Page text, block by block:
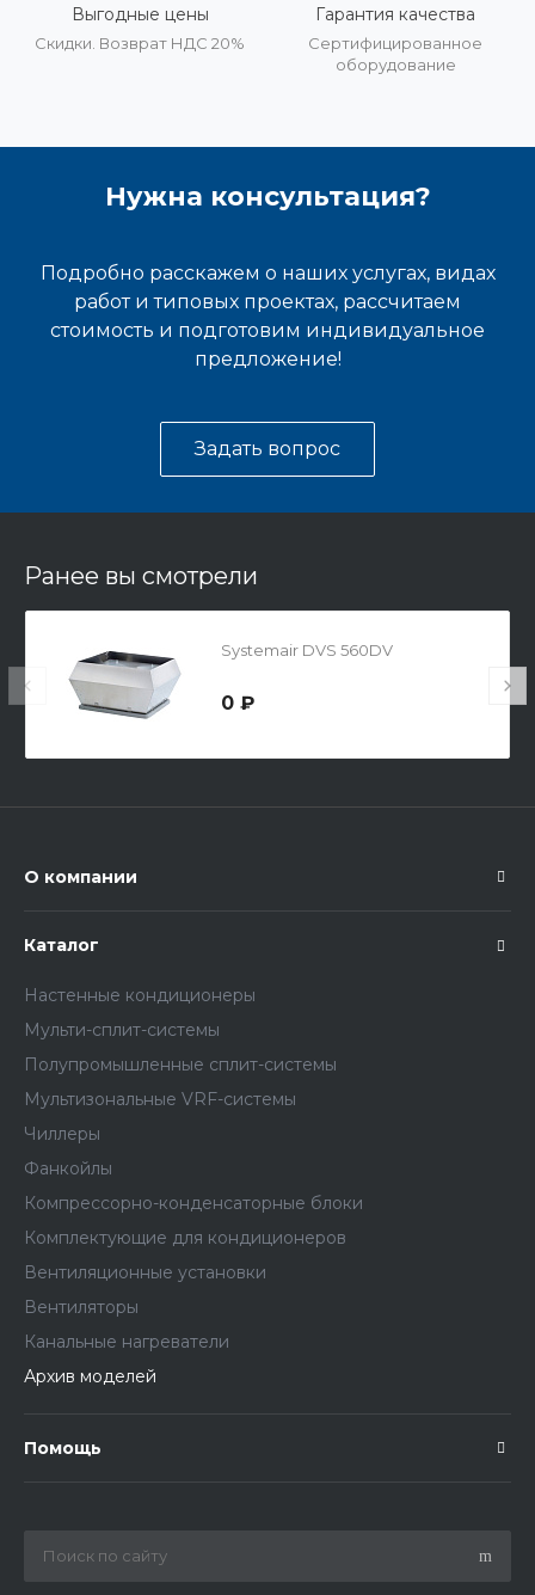
Выгодные цены
Скидки. Возврат НДС 20%
Гарантия качества
Сертифицированное
оборудование
Нужна консультация?
Подробно расскажем о наших услугах, видах
работ и типовых проектах, рассчитаем
стоимость и подготовим индивидуальное
предложение!
Задать вопрос
Ранее вы смотрели
Systemair DVS 560DV
0 ₽
О компании
Каталог
Настенные кондиционеры
Мульти-сплит-системы
Полупромышленные сплит-системы
Мультизональные VRF-системы
Чиллеры
Фанкойлы
Компрессорно-конденсаторные блоки
Комплектующие для кондиционеров
Вентиляционные установки
Вентиляторы
Канальные нагреватели
Архив моделей
Помощь